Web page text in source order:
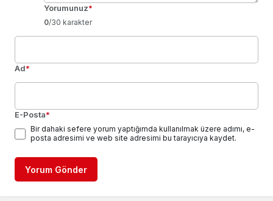
Yorumunuz*
0/30 karakter
Ad*
E-Posta*
Bir dahaki sefere yorum yaptığımda kullanılmak üzere adımı, e-
posta adresimi ve web site adresimi bu tarayıcıya kaydet.
Yorum Gönder